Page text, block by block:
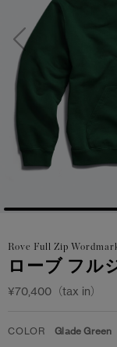
日本
メイ
アクセ
フット
コレク
日本
メイ
アクセ
フット
コレク
Rove Full Zip
ローブ フル
¥70,400（tax in）
COLOR Glade Green